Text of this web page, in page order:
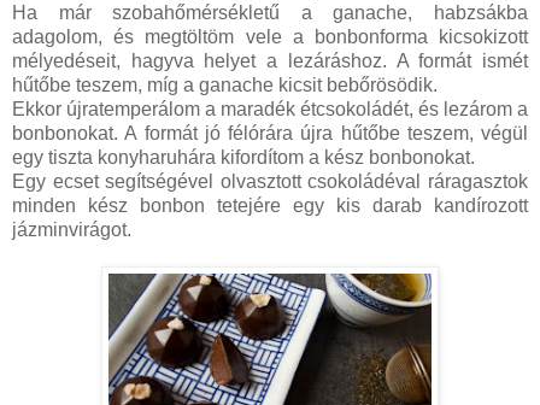
Ha már szobahőmérsékletű a ganache, habzsákba
adagolom, és megtöltöm vele a bonbonforma kicsokizott
mélyedéseit, hagyva helyet a lezáráshoz. A formát ismét
hűtőbe teszem, míg a ganache kicsit bebőrösödik.
Ekkor újratemperálom a maradék étcsokoládét, és lezárom a
bonbonokat. A formát jó félórára újra hűtőbe teszem, végül
egy tiszta konyharuhára kifordítom a kész bonbonokat.
Egy ecset segítségével olvasztott csokoládéval ráragasztok
minden kész bonbon tetejére egy kis darab kandírozott
jázminvirágot.